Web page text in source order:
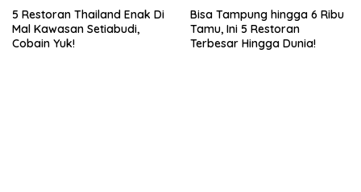
5 Restoran Thailand Enak Di
Mal Kawasan Setiabudi,
Cobain Yuk!
Bisa Tampung hingga 6 Ribu
Tamu, Ini 5 Restoran
Terbesar Hingga Dunia!